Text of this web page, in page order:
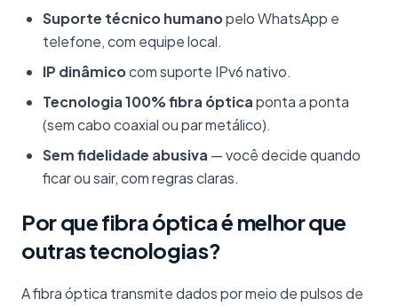
Suporte técnico humanopelo WhatsApp e
telefone, com equipe local.
IP dinâmicocom suporte IPv6 nativo.
Tecnologia 100% fibra ópticaponta a ponta
(sem cabo coaxial ou par metálico).
Sem fidelidade abusiva — você decide quando
ficar ou sair, com regras claras.
Por que fibra óptica é melhor que
outras tecnologias?
A fibra óptica transmite dados por meio de pulsos de